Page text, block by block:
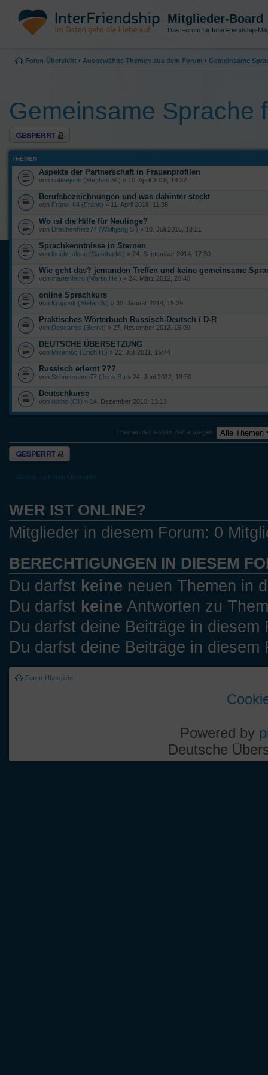
Mitglieder-Board
Das Forum für InterFriendship-
Foren-Übersicht ‹ Ausgewählte Themen aus dem Forum ‹ Gemeinsame
Gemeinsame Sprache
Forum gesperrt
THEMEN
Aspekte der Partnerschaft in Frauenprofilen
von coffeejunk (Stephan M.) » 10. April 2018, 19:32
Berufsbezeichnungen und was dahinter steckt
von Frank_64 (Frank) » 11. April 2018, 11:38
Wo ist die Hilfe für Neulinge?
von Drachenherz74 (Wolfgang S.) » 10. Juli 2016, 18:21
Sprachkenntnisse in Sternen
von lonely_alone (Sascha M.) » 24. September 2014, 17:30
Wie geht das? jemanden Treffen und keine gemeinsame
von martenhero (Martin He.) » 24. März 2012, 20:40
online Sprachkurs
von Kruppuk (Stefan S.) » 30. Januar 2014, 15:29
Praktisches Wörterbuch Russisch-Deutsch / D-R
von Descartes (Bernd) » 27. November 2012, 16:09
DEUTSCHE ÜBERSETZUNG
von Mikemuc (Erich H.) » 22. Juli 2011, 15:44
Russisch erlernt ???
von Schneemann77 (Jens B.) » 24. Juni 2012, 19:50
Deutschkurse
von olinho (Oli) » 14. Dezember 2010, 13:13
Themen der letzten Zeit anzeigen:
Forum gesperrt
Zurück zu Foren-Übersicht
WER IST ONLINE?
Mitglieder in diesem Forum: 0
BERECHTIGUNGEN IN DIESEM
Du darfst keine neuen Themen in
Du darfst keine Antworten zu
Du darfst deine Beiträge in diesem
Du darfst deine Beiträge in diesem
Foren-Übersicht
Powered by
Deutsche